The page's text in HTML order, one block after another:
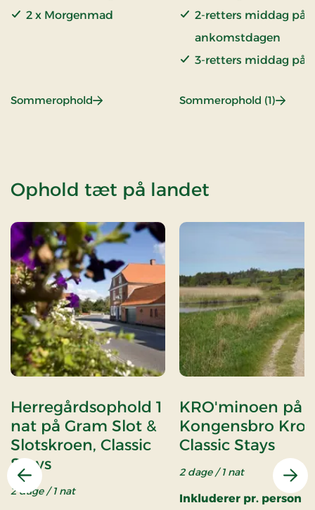
2 x Morgenmad
Sommerophold: Sommerophold
2-retters middag på
ankomstdagen
3-retters middag på
Sommerdrink og
Sommerophold (1):
Ophold tæt på landet
Forrige
Herregårdsophold 1
nat på Gram Slot &
Slotskroen, Classic
Stays
2 dage / 1 nat
KRO'minoen på
Kongensbro Kro,
Classic Stays
2 dage / 1 nat
Inkluderer pr. person